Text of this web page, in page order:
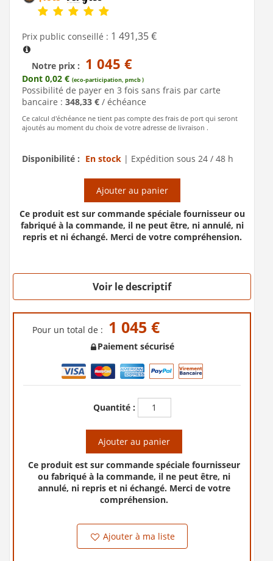
Prix public conseillé : 1 491,35 €
Notre prix : 1 045 €
Dont 0,02 € (eco-participation, pmcb )
Possibilité de payer en 3 fois sans frais par carte
bancaire : 348,33 € / échéance
Ce calcul d'échéance ne tient pas compte des frais de port qui seront
ajoutés au moment du choix de votre adresse de livraison .
Disponibilité : En stock | Expédition sous 24 / 48 h
Ajouter au panier
Ce produit est sur commande spéciale fournisseur ou
fabriqué à la commande, il ne peut être, ni annulé, ni
repris et ni échangé. Merci de votre compréhension.
Voir le descriptif
Pour un total de : 1 045 €
Paiement sécurisé
Quantité :
Ajouter au panier
Ce produit est sur commande spéciale fournisseur
ou fabriqué à la commande, il ne peut être, ni
annulé, ni repris et ni échangé. Merci de votre
compréhension.
Ajouter à ma liste